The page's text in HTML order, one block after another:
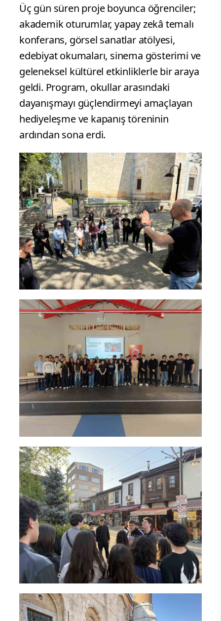
Üç gün süren proje boyunca öğrenciler;
akademik oturumlar, yapay zekâ temalı
konferans, görsel sanatlar atölyesi,
edebiyat okumaları, sinema gösterimi ve
geleneksel kültürel etkinliklerle bir araya
geldi. Program, okullar arasındaki
dayanışmayı güçlendirmeyi amaçlayan
hediyeleşme ve kapanış töreninin
ardından sona erdi.